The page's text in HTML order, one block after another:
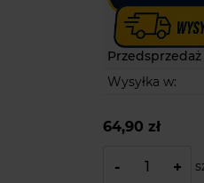
Przedsprzedaż
Wysyłka w:
64,90 zł
- +